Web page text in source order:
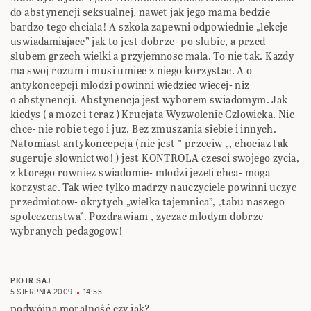
do abstynencji seksualnej, nawet jak jego mama bedzie
bardzo tego chciala! A szkola zapewni odpowiednie „lekcje
uswiadamiajace” jak to jest dobrze- po slubie, a przed
slubem grzech wielki a przyjemnosc mala. To nie tak. Kazdy
ma swoj rozum i musi umiec z niego korzystac. A o
antykoncepcji mlodzi powinni wiedziec wiecej- niz
o abstynencji. Abstynencja jest wyborem swiadomym. Jak
kiedys ( a moze i teraz ) Krucjata Wyzwolenie Czlowieka. Nie
chce- nie robie tego i juz. Bez zmuszania siebie i innych.
Natomiast antykoncepcja ( nie jest ” przeciw „, chociaz tak
sugeruje slownictwo! ) jest KONTROLA czesci swojego zycia,
z ktorego rowniez swiadomie- mlodzi jezeli chca- moga
korzystac. Tak wiec tylko madrzy nauczyciele powinni uczyc
przedmiotow- okrytych „wielka tajemnica”, „tabu naszego
spoleczenstwa”. Pozdrawiam , zyczac mlodym dobrze
wybranych pedagogow!
PIOTR SAJ
5 SIERPNIA 2009
14:55